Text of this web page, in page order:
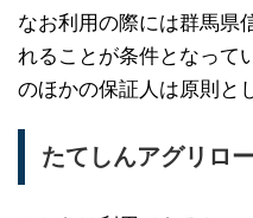
なお利用の際には群馬県
れることが条件となって
のほかの保証人は原則と
たてしんアグリロ